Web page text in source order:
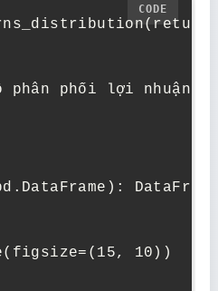
phân phối lợi nhuận
10))